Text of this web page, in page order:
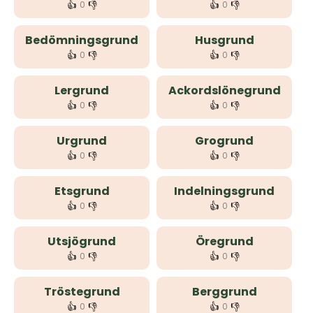
👍 0 👎 👍 0 👎
Bedömningsgrund
👍 0 👎
Husgrund
👍 0 👎
Lergrund
👍 0 👎
Ackordslönegrund
👍 0 👎
Urgrund
👍 0 👎
Grogrund
👍 0 👎
Etsgrund
👍 0 👎
Indelningsgrund
👍 0 👎
Utsjögrund
👍 0 👎
Öregrund
👍 0 👎
Tröstegrund
👍 0 👎
Berggrund
👍 0 👎